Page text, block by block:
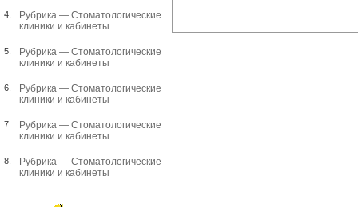
4. Рубрика — Стоматологические
клиники и кабинеты
5. Рубрика — Стоматологические
клиники и кабинеты
6. Рубрика — Стоматологические
клиники и кабинеты
7. Рубрика — Стоматологические
клиники и кабинеты
8. Рубрика — Стоматологические
клиники и кабинеты